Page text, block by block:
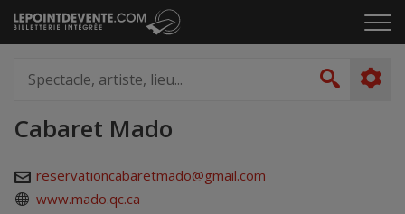
Passer
au
le
artiste,
lieu...
Cabaret Mado
reservationcabaretmado@gmail.com
www.mado.qc.ca